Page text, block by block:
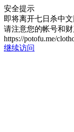
安全提示
即将离开七日杀中文
请注意您的帐号和财
https://potofu.me/
继续访问